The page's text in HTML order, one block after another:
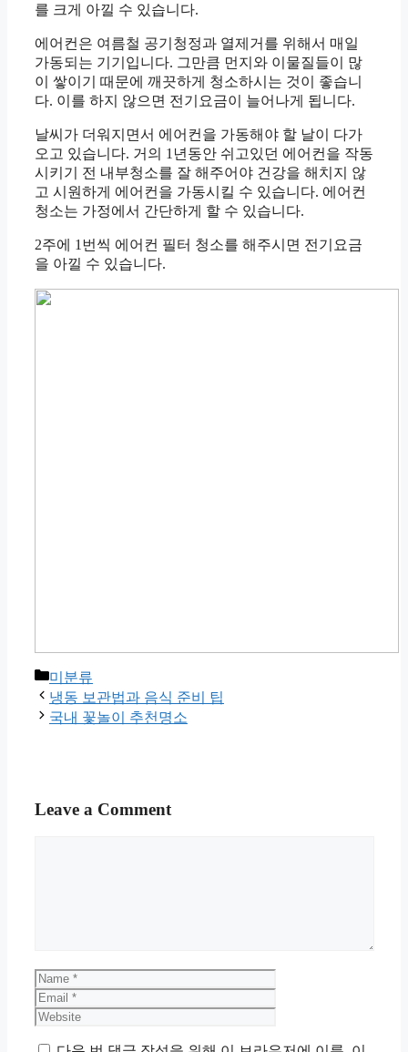
를 크게 아낄 수 있습니다.
에어컨은 여름철 공기청정과 열제거를 위해서 매일
가동되는 기기입니다. 그만큼 먼지와 이물질들이 많
이 쌓이기 때문에 깨끗하게 청소하시는 것이 좋습니
다. 이를 하지 않으면 전기요금이 늘어나게 됩니다.
날씨가 더워지면서 에어컨을 가동해야 할 날이 다가
오고 있습니다. 거의 1년동안 쉬고있던 에어컨을 작동
시키기 전 내부청소를 잘 해주어야 건강을 해치지 않
고 시원하게 에어컨을 가동시킬 수 있습니다. 에어컨
청소는 가정에서 간단하게 할 수 있습니다.
2주에 1번씩 에어컨 필터 청소를 해주시면 전기요금
을 아낄 수 있습니다.
Categories
미분류
냉동 보관법과 음식 준비 팁
국내 꽃놀이 추천명소
Leave a Comment
Name